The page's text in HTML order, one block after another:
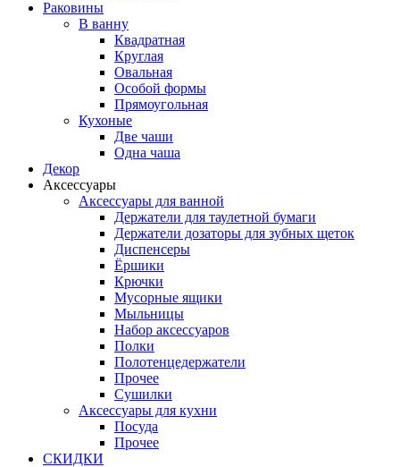
Раковины
В ванну
Квадратная
Круглая
Овальная
Особой формы
Прямоугольная
Кухоные
Две чаши
Одна чаша
Декор
Аксессуары
Аксессуары для ванной
Держатели для таулетной бумаги
Держатели дозаторы для зубных щеток
Диспенсеры
Ёршики
Крючки
Мусорные ящики
Мыльницы
Набор аксессуаров
Полки
Полотенцедержатели
Прочее
Сушилки
Аксессуары для кухни
Посуда
Прочее
СКИДКИ